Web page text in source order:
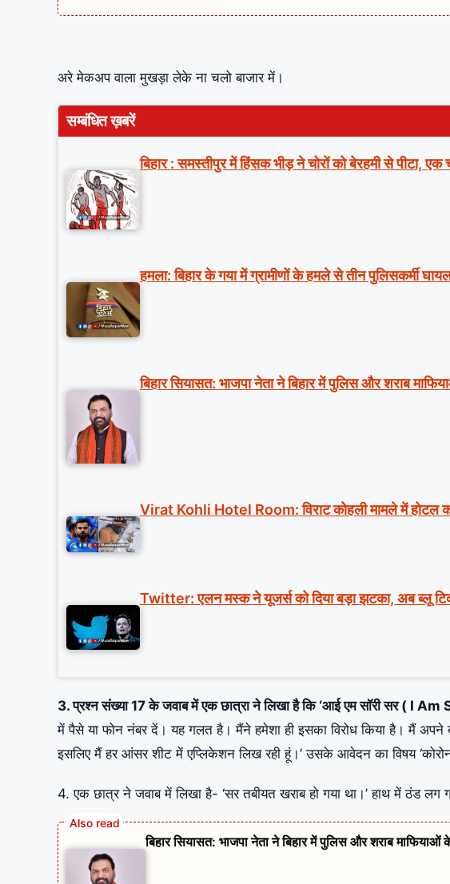
अरे मेकअप वाला मुखड़ा लेके ना चलो बाजार में।
सम्बंधित ख़बरें
बिहार : समस्तीपुर में हिंसक भीड़ ने चोरों को बेरहमी से पीटा, एक
हमला: बिहार के गया में ग्रामीणों के हमले से तीन पुलिसकर्मी
बिहार सियासत: भाजपा नेता ने बिहार में पुलिस और शराब
Virat Kohli Hotel Room: विराट कोहली मामले में होटल
Twitter: एलन मस्क ने यूजर्स को दिया बड़ा झटका, अब ब्लू टिक
3. प्रश्न संख्या 17 के जवाब में एक छात्रा ने लिखा है कि ‘आई एम सॉरी सर ( I
में पैसे या फोन नंबर दें। यह गलत है। मैंने हमेशा ही इसका विरोध किया है। मैं
इसलिए मैं हर आंसर शीट में एप्लिकेशन लिख रही हूं।’ उसके आवेदन का विषय ‘कोरोना
4. एक छात्र ने जवाब में लिखा है- ‘सर तबीयत खराब हो गया था।’ हाथ में ठंड
बिहार सियासत: भाजपा नेता ने बिहार में पुलिस और शराब माफियाओं